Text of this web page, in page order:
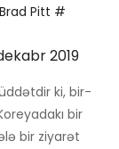
Pitt #
2019
ki, bir-
bir
bir ziyarət